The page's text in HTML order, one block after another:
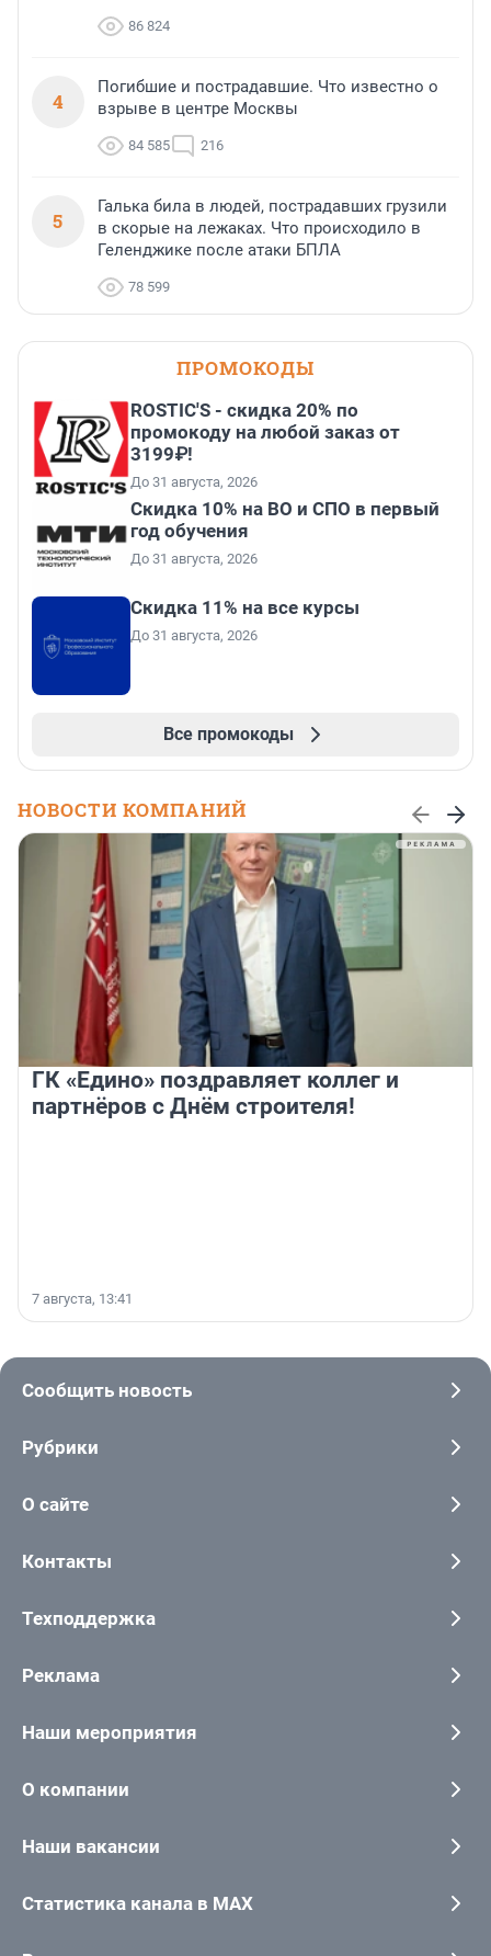
86 824
4
Погибшие и пострадавшие. Что известно о
взрыве в центре Москвы
84 585 216
5
Галька била в людей, пострадавших грузили
в скорые на лежаках. Что происходило в
Геленджике после атаки БПЛА
78 599
ПРОМОКОДЫ
ROSTIC'S - скидка 20% по
промокоду на любой заказ от
3199₽!
До 31 августа, 2026
Скидка 10% на ВО и СПО в первый
год обучения
До 31 августа, 2026
Скидка 11% на все курсы
До 31 августа, 2026
Все промокоды
НОВОСТИ КОМПАНИЙ
ГК «Едино» поздравляет коллег и
партнёров с Днём строителя!
7 августа, 13:41
Сообщить новость
Рубрики
О сайте
Контакты
Техподдержка
Реклама
Наши мероприятия
О компании
Наши вакансии
Статистика канала в MAX